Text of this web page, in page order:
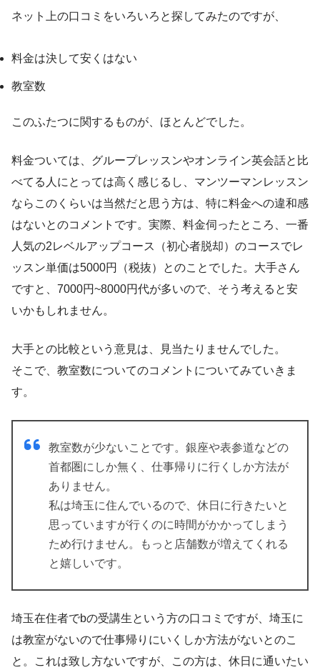
ネット上の口コミをいろいろと探してみたのですが、
料金は決して安くはない
教室数
このふたつに関するものが、ほとんどでした。
料金ついては、グループレッスンやオンライン英会話と比
べてる人にとっては高く感じるし、マンツーマンレッスン
ならこのくらいは当然だと思う方は、特に料金への違和感
はないとのコメントです。実際、料金伺ったところ、一番
人気の2レベルアップコース（初心者脱却）のコースでレ
ッスン単価は5000円（税抜）とのことでした。大手さん
ですと、7000円~8000円代が多いので、そう考えると安
いかもしれません。
大手との比較という意見は、見当たりませんでした。
そこで、教室数についてのコメントについてみていきま
す。
教室数が少ないことです。銀座や表参道などの
首都圏にしか無く、仕事帰りに行くしか方法が
ありません。
私は埼玉に住んでいるので、休日に行きたいと
思っていますが行くのに時間がかかってしまう
ため行けません。もっと店舗数が増えてくれる
と嬉しいです。
埼玉在住者でbの受講生という方の口コミですが、埼玉に
は教室がないので仕事帰りにいくしか方法がないとのこ
と。これは致し方ないですが、この方は、休日に通いたい